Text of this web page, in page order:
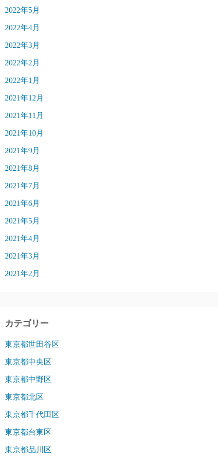
2022年5月
2022年4月
2022年3月
2022年2月
2022年1月
2021年12月
2021年11月
2021年10月
2021年9月
2021年8月
2021年7月
2021年6月
2021年5月
2021年4月
2021年3月
2021年2月
カテゴリー
東京都世田谷区
東京都中央区
東京都中野区
東京都北区
東京都千代田区
東京都台東区
東京都品川区